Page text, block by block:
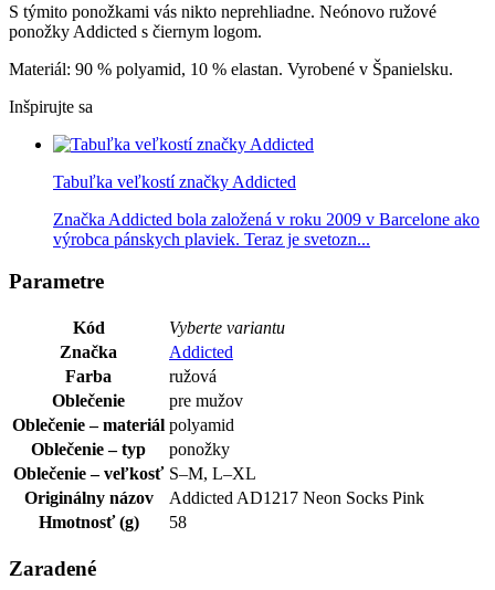
S týmito ponožkami vás nikto neprehliadne. Neónovo ružové
ponožky Addicted s čiernym logom.
Materiál: 90 % polyamid, 10 % elastan. Vyrobené v Španielsku.
Inšpirujte sa
Tabuľka veľkostí značky Addicted
Značka Addicted bola založená v roku 2009 v Barcelone ako
výrobca pánskych plaviek. Teraz je svetozn...
Parametre
Kód
Vyberte variantu
Značka
Addicted
Farba
ružová
Oblečenie
pre mužov
Oblečenie – materiál polyamid
Oblečenie – typ
ponožky
Oblečenie – veľkosť S–M, L–XL
Originálny názov
Addicted AD1217 Neon Socks Pink
Hmotnosť (g)
58
Zaradené